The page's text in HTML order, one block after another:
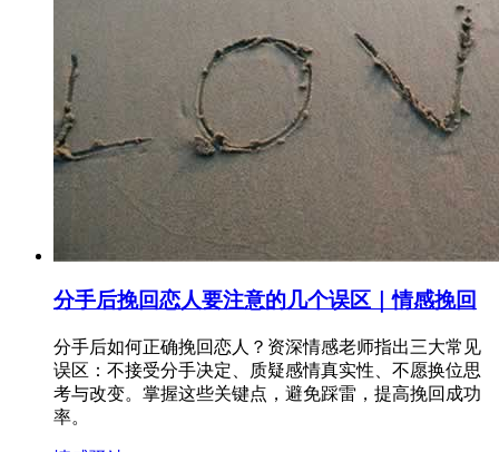
分手后挽回恋人要注意的几个误区｜情感挽回
分手后如何正确挽回恋人？资深情感老师指出三大常见
误区：不接受分手决定、质疑感情真实性、不愿换位思
考与改变。掌握这些关键点，避免踩雷，提高挽回成功
率。